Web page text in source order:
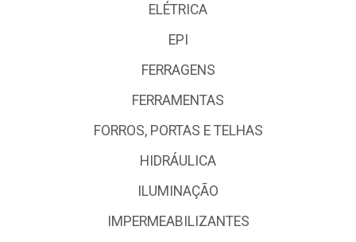
ELÉTRICA
EPI
FERRAGENS
FERRAMENTAS
FORROS, PORTAS E TELHAS
HIDRÁULICA
ILUMINAÇÃO
IMPERMEABILIZANTES